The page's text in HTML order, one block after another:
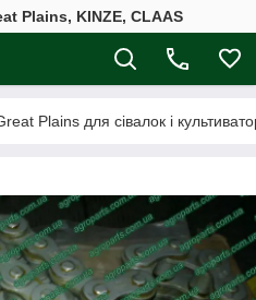
Plains, KINZE, CLAAS
Plains для сівалок і